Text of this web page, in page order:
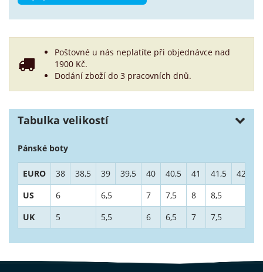
Poštovné u nás neplatíte při objednávce nad
1900 Kč.
Dodání zboží do 3 pracovních dnů.
Tabulka velikostí
Pánské boty
EURO 38 38,5 39 39,5 40 40,5 41 41,5 42
US
6 6,5 7 7,5 8 8,5
UK
5 5,5 6 6,5 7 7,5